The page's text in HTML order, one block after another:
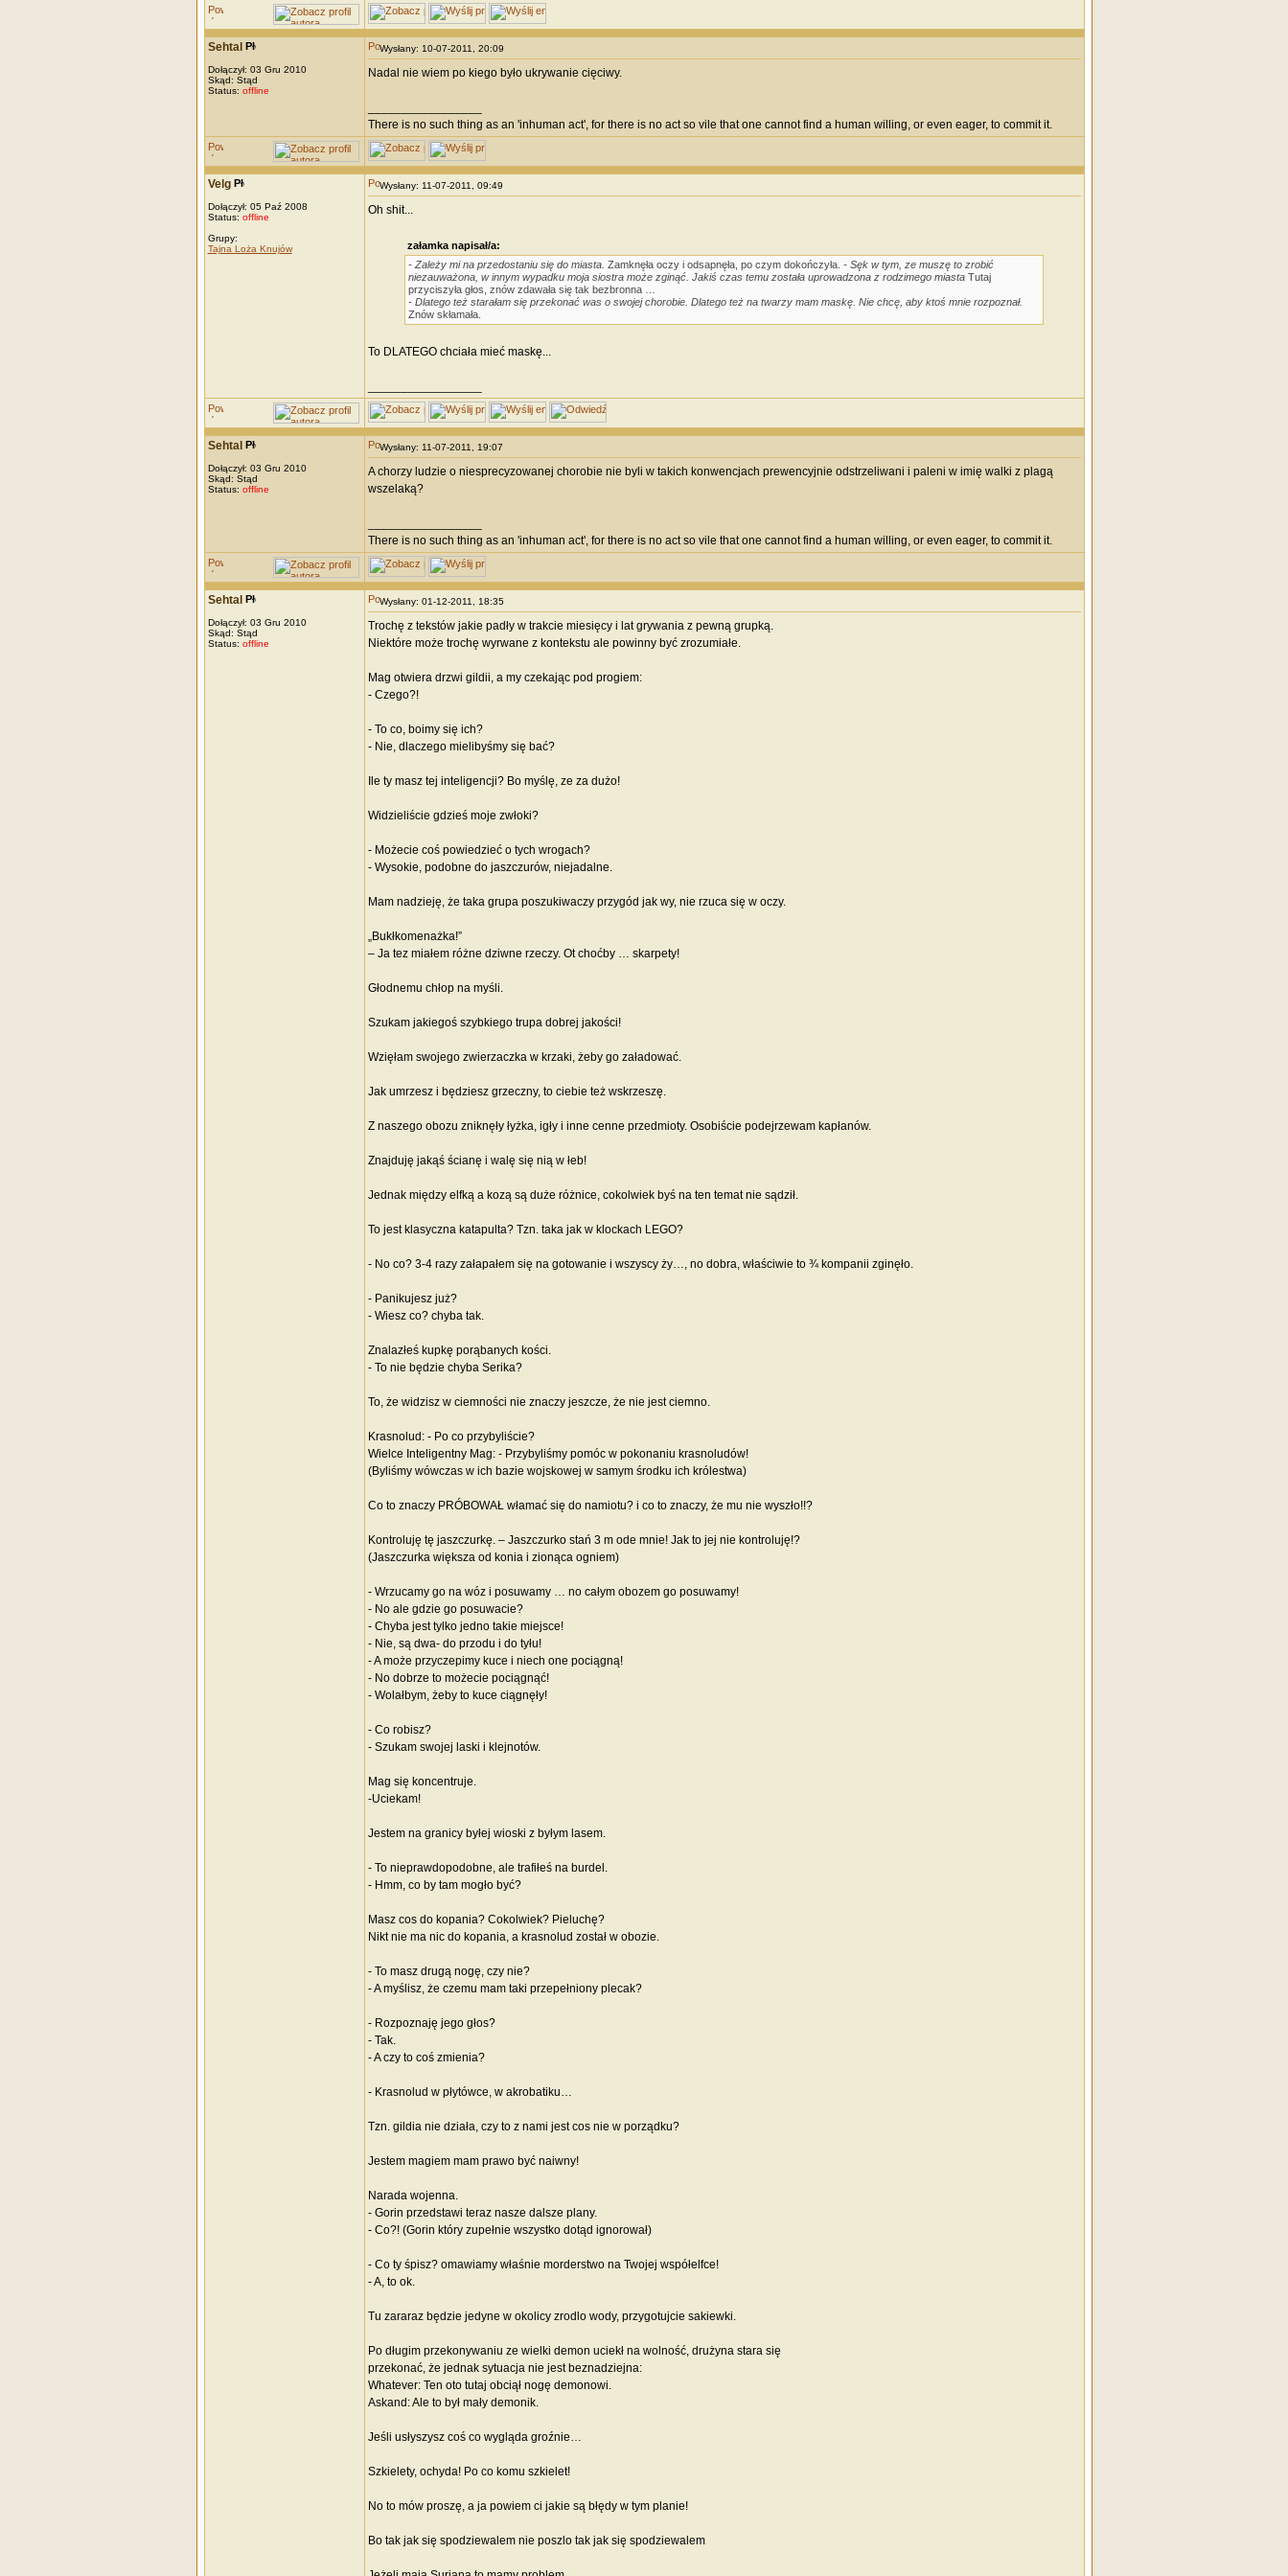
Sehtal
Dołączył: 03 Gru 2010
Skąd: Stąd
Status: offline
Wysłany: 10-07-2011, 20:09
Nadal nie wiem po kiego było ukrywanie cięciwy.
There is no such thing as an 'inhuman act', for there is no act so vile that one cannot find a human willing, or even eager, to commit it.
Velg
Dołączył: 05 Paź 2008
Status: offline
Grupy:
Tajna Loża Knujów
Wysłany: 11-07-2011, 09:49
Oh shit...
załamka napisał/a:
- Zależy mi na przedostaniu się do miasta. Zamknęła oczy i odsapnęła, po czym dokończyła. - Sęk w tym, ze muszę to zrobić
niezauważona, w innym wypadku moja siostra może zginąć. Jakiś czas temu została uprowadzona z rodzimego miasta Tutaj
przyciszyła głos, znów zdawała się tak bezbronna …
- Dlatego też starałam się przekonać was o swojej chorobie. Dlatego też na twarzy mam maskę. Nie chcę, aby ktoś mnie rozpoznał.
Znów skłamała.
To DLATEGO chciała mieć maskę...
Sehtal
Dołączył: 03 Gru 2010
Skąd: Stąd
Status: offline
Wysłany: 11-07-2011, 19:07
A chorzy ludzie o niesprecyzowanej chorobie nie byli w takich konwencjach prewencyjnie odstrzeliwani i paleni w imię walki z plagą
wszelaką?
There is no such thing as an 'inhuman act', for there is no act so vile that one cannot find a human willing, or even eager, to commit it.
Sehtal
Dołączył: 03 Gru 2010
Skąd: Stąd
Status: offline
Wysłany: 01-12-2011, 18:35
Trochę z tekstów jakie padły w trakcie miesięcy i lat grywania z pewną grupką.
Niektóre może trochę wyrwane z kontekstu ale powinny być zrozumiałe.
Mag otwiera drzwi gildii, a my czekając pod progiem:
- Czego?!
- To co, boimy się ich?
- Nie, dlaczego mielibyśmy się bać?
Ile ty masz tej inteligencji? Bo myślę, ze za dużo!
Widzieliście gdzieś moje zwłoki?
- Możecie coś powiedzieć o tych wrogach?
- Wysokie, podobne do jaszczurów, niejadalne.
Mam nadzieję, że taka grupa poszukiwaczy przygód jak wy, nie rzuca się w oczy.
„Bukłkomenażka!”
– Ja tez miałem różne dziwne rzeczy. Ot choćby … skarpety!
Głodnemu chłop na myśli.
Szukam jakiegoś szybkiego trupa dobrej jakości!
Wzięłam swojego zwierzaczka w krzaki, żeby go załadować.
Jak umrzesz i będziesz grzeczny, to ciebie też wskrzeszę.
Z naszego obozu zniknęły łyżka, igły i inne cenne przedmioty. Osobiście podejrzewam kapłanów.
Znajduję jakąś ścianę i walę się nią w łeb!
Jednak między elfką a kozą są duże różnice, cokolwiek byś na ten temat nie sądził.
To jest klasyczna katapulta? Tzn. taka jak w klockach LEGO?
- No co? 3-4 razy załapałem się na gotowanie i wszyscy ży…, no dobra, właściwie to ¾ kompanii zginęło.
- Panikujesz już?
- Wiesz co? chyba tak.
Znalazłeś kupkę porąbanych kości.
- To nie będzie chyba Serika?
To, że widzisz w ciemności nie znaczy jeszcze, że nie jest ciemno.
Krasnolud: - Po co przybyliście?
Wielce Inteligentny Mag: - Przybyliśmy pomóc w pokonaniu krasnoludów!
(Byliśmy wówczas w ich bazie wojskowej w samym środku ich królestwa)
Co to znaczy PRÓBOWAŁ włamać się do namiotu? i co to znaczy, że mu nie wyszło!!?
Kontroluję tę jaszczurkę. – Jaszczurko stań 3 m ode mnie! Jak to jej nie kontroluję!?
(Jaszczurka większa od konia i zionąca ogniem)
- Wrzucamy go na wóz i posuwamy … no całym obozem go posuwamy!
- No ale gdzie go posuwacie?
- Chyba jest tylko jedno takie miejsce!
- Nie, są dwa- do przodu i do tyłu!
- A może przyczepimy kuce i niech one pociągną!
- No dobrze to możecie pociągnąć!
- Wolałbym, żeby to kuce ciągnęły!
- Co robisz?
- Szukam swojej laski i klejnotów.
Mag się koncentruje.
-Uciekam!
Jestem na granicy byłej wioski z byłym lasem.
- To nieprawdopodobne, ale trafiłeś na burdel.
- Hmm, co by tam mogło być?
Masz cos do kopania? Cokolwiek? Pieluchę?
Nikt nie ma nic do kopania, a krasnolud został w obozie.
- To masz drugą nogę, czy nie?
- A myślisz, że czemu mam taki przepełniony plecak?
- Rozpoznaję jego głos?
- Tak.
- A czy to coś zmienia?
- Krasnolud w płytówce, w akrobatiku…
Tzn. gildia nie działa, czy to z nami jest cos nie w porządku?
Jestem magiem mam prawo być naiwny!
Narada wojenna.
- Gorin przedstawi teraz nasze dalsze plany.
- Co?! (Gorin który zupełnie wszystko dotąd ignorował)
- Co ty śpisz? omawiamy właśnie morderstwo na Twojej współelfce!
- A, to ok.
Tu zararaz będzie jedyne w okolicy zrodlo wody, przygotujcie sakiewki.
Po długim przekonywaniu ze wielki demon uciekł na wolność, drużyna stara się
przekonać, że jednak sytuacja nie jest beznadziejna:
Whatever: Ten oto tutaj obciął nogę demonowi.
Askand: Ale to był mały demonik.
Jeśli usłyszysz coś co wygląda groźnie…
Szkielety, ochyda! Po co komu szkielet!
No to mów proszę, a ja powiem ci jakie są błędy w tym planie!
Bo tak jak się spodziewalem nie poszlo tak jak się spodziewalem